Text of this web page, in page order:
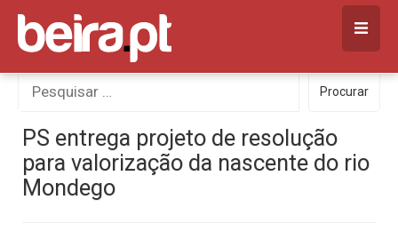
Skip
content
Procurar
por:
Procurar
PS entrega projeto de resolução
para valorização da nascente do rio
Mondego